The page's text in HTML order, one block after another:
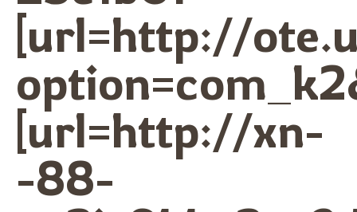
[url=http://
[url=http://xn-
-88-